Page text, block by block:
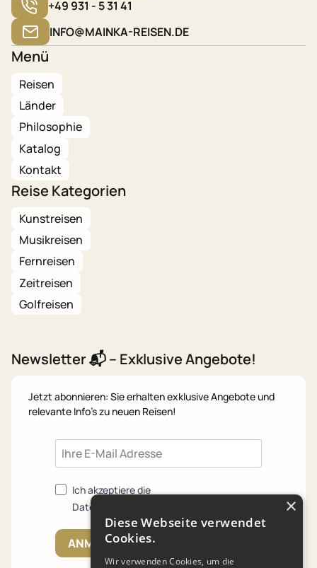
+49 931 - 5 31 41
INFO@MAINKA-REISEN.DE
Menü
Reisen
Länder
Philosophie
Katalog
Kontakt
Reise Kategorien
Kunstreisen
Musikreisen
Fernreisen
Zeitreisen
Golfreisen
Newsletter 📬 – Exklusive Angebote!
Jetzt abonnieren: Sie erhalten exklusive Angebote und
relevante Info's zu neuen Reisen!
Ich akzeptiere die
Datenschutzrichtlinien.
ANMELDEN
×
Diese Webseite verwendet
Cookies.
Wir verwenden Cookies, um die